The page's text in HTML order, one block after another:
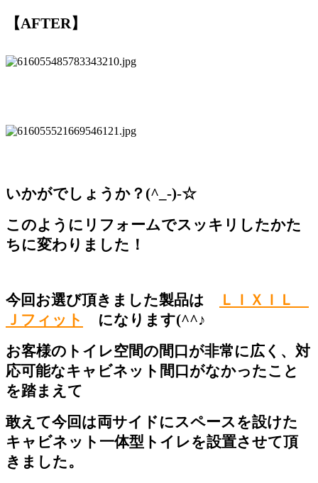
【AFTER】
いかがでしょうか？(^_-)-☆
このようにリフォームでスッキリしたかた
ちに変わりました！
今回お選び頂きました製品は
ＬＩＸＩＬ
Ｊフィット
になります(^^♪
お客様のトイレ空間の間口が非常に広く、対
応可能なキャビネット間口がなかったこと
を踏まえて
敢えて今回は両サイドにスペースを設けた
キャビネット一体型トイレを設置させて頂
きました。